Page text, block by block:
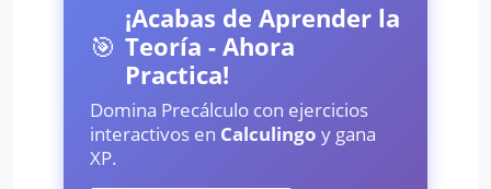
🎯
¡Acabas de Aprender la
Teoría - Ahora
Practica!
Domina Precálculo con ejercicios
interactivos en Calculingo y gana
XP.